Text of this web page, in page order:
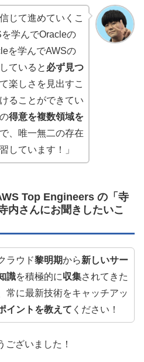
じて進めていくこ
学んでOracleの
を学んでAWSの
ていると 必ず見つ
楽しさを見出すこ
ることができてい
得意を複数領域を
、唯一無二の存在
しています！」
Top Engineers の「寺
内さんにお聞きしたいこ
ラウド黎明期から新しいサー
識を積極的に収集されてきた
常に最新技術をキャッチアッ
イントを教えて ください！
ございました！